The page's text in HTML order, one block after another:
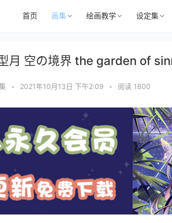
首页 画集 绘画教学 设定集
月 空の境界 the garden of
• 2021年10月13日 下午2:09 • 阅读 1800